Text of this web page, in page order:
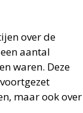
over de
aantal
waren. Deze
maar ook over